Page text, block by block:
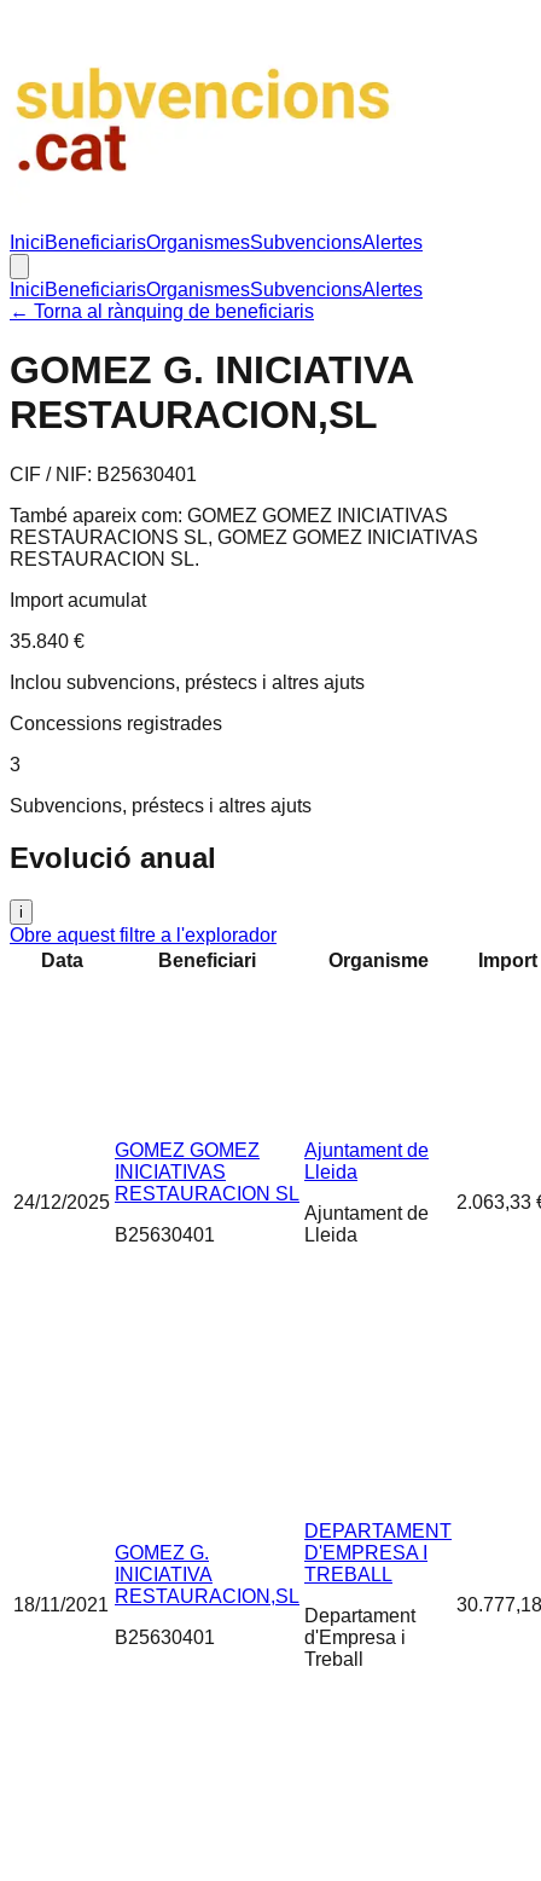
IniciBeneficiarisOrganismesSubvencionsAlertes
IniciBeneficiarisOrganismesSubvencionsAlertes
← Torna al rànquing de beneficiaris
GOMEZ G. INICIATIVA
RESTAURACION,SL
CIF / NIF: B25630401
També apareix com: GOMEZ GOMEZ INICIATIVAS
RESTAURACIONS SL, GOMEZ GOMEZ INICIATIVAS
RESTAURACION SL.
Import acumulat
35.840 €
Inclou subvencions, préstecs i altres ajuts
Concessions registrades
3
Subvencions, préstecs i altres ajuts
Evolució anual
i
Obre aquest filtre a l'explorador
Data
Beneficiari Organisme Import
24/12/2025
GOMEZ GOMEZ
INICIATIVAS
RESTAURACION SL
B25630401
Ajuntament de
Lleida
Ajuntament de
Lleida
2.063,33
18/11/2021
GOMEZ G.
INICIATIVA
RESTAURACION,SL
B25630401
DEPARTAMENT
D'EMPRESA I
TREBALL
Departament
d'Empresa i
Treball